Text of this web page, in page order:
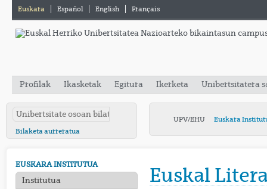
Euskara Español English Français
Profilak Ikasketak Egitura Ikerketa Unibertsitatera
Bilaketa aurreratua
UPV/EHU Euskara
EUSKARA INSTITUTUA
Institutua Euskal